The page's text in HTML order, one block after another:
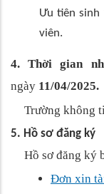
Ưu tiên sinh
viên.
4. Thời gian
ngày 11/04/2025.
Trường không
5. Hồ sơ đăng ký
Hồ sơ đăng ký
Đơn xin